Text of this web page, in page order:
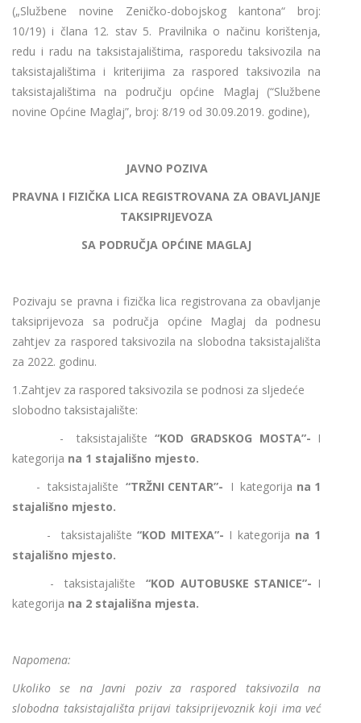
(„Službene novine Zeničko-dobojskog kantona“ broj:
10/19) i člana 12. stav 5. Pravilnika o načinu korištenja,
redu i radu na taksistajalištima, rasporedu taksivozila na
taksistajalištima i kriterijima za raspored taksivozila na
taksistajalištima na području općine Maglaj (“Službene
novine Općine Maglaj”, broj: 8/19 od 30.09.2019. godine),
JAVNO POZIVA
PRAVNA I FIZIČKA LICA REGISTROVANA ZA OBAVLJANJE
TAKSIPRIJEVOZA
SA PODRUČJA OPĆINE MAGLAJ
Pozivaju se pravna i fizička lica registrovana za obavljanje
taksiprijevoza sa područja općine Maglaj da podnesu
zahtjev za raspored taksivozila na slobodna taksistajališta
za 2022. godinu.
1.Zahtjev za raspored taksivozila se podnosi za sljedeće
slobodno taksistajalište:
-
taksistajalište “KOD GRADSKOG MOSTA”- I
kategorija na 1 stajališno mjesto.
- taksistajalište “TRŽNI CENTAR”- I kategorija na 1
stajališno mjesto.
-
taksistajalište “KOD MITEXA”- I kategorija na 1
stajališno mjesto.
-
taksistajalište “KOD AUTOBUSKE STANICE”- I
kategorija na 2 stajališna mjesta.
Napomena:
Ukoliko se na Javni poziv za raspored taksivozila na
slobodna taksistajališta prijavi taksiprijevoznik koji ima već